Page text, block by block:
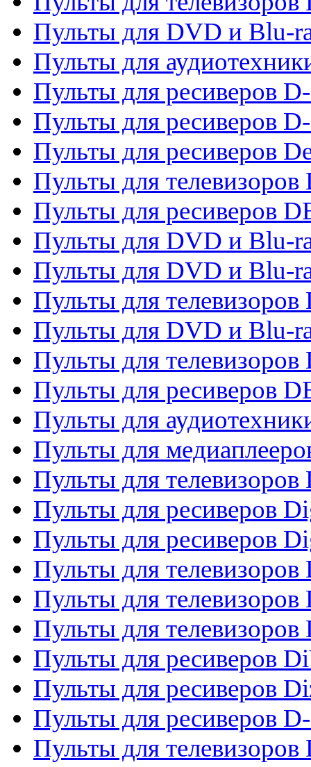
Пульты для DVD и Blu-
Пульты для
Пульты для ресиверов
Пульты для ресиверов
Пульты для ресиверов
Пульты для телевизоров
Пульты для ресиверов
Пульты для DVD и Blu-
Пульты для DVD и Blu-
Пульты для
Пульты для DVD и Blu-
Пульты для телевизоров
Пульты для ресиверов
Пульты для
Пульты для
Пульты для телевизоров
Пульты для ресиверов
Пульты для ресиверов
Пульты для
Пульты для
Пульты для телевизоров
Пульты для ресиверов
Пульты для ресиверов
Пульты для ресиверов
Пульты для телевизоров